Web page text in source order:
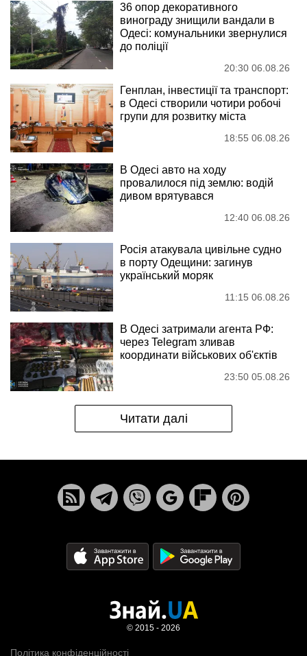
36 опор декоративного
винограду знищили вандали в
Одесі: комунальники звернулися
до поліції
20:30 06.08.26
Генплан, інвестиції та транспорт:
в Одесі створили чотири робочі
групи для розвитку міста
18:55 06.08.26
В Одесі авто на ходу
провалилося під землю: водій
дивом врятувався
12:40 06.08.26
Росія атакувала цивільне судно
в порту Одещини: загинув
український моряк
11:15 06.08.26
В Одесі затримали агента РФ:
через Telegram зливав
координати військових об'єктів
23:50 05.08.26
Читати далі
Політика конфіденційності
© 2015 - 2026